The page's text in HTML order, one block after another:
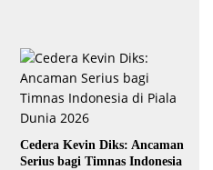
Cedera Kevin Diks: Ancaman
Serius bagi Timnas Indonesia